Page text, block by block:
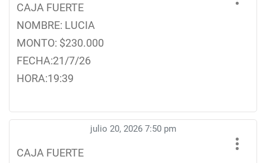
CAJA FUERTE
NOMBRE: LUCIA
MONTO: $230.000
FECHA:21/7/26
HORA:19:39
julio 20, 2026 7:50 pm
CAJA FUERTE